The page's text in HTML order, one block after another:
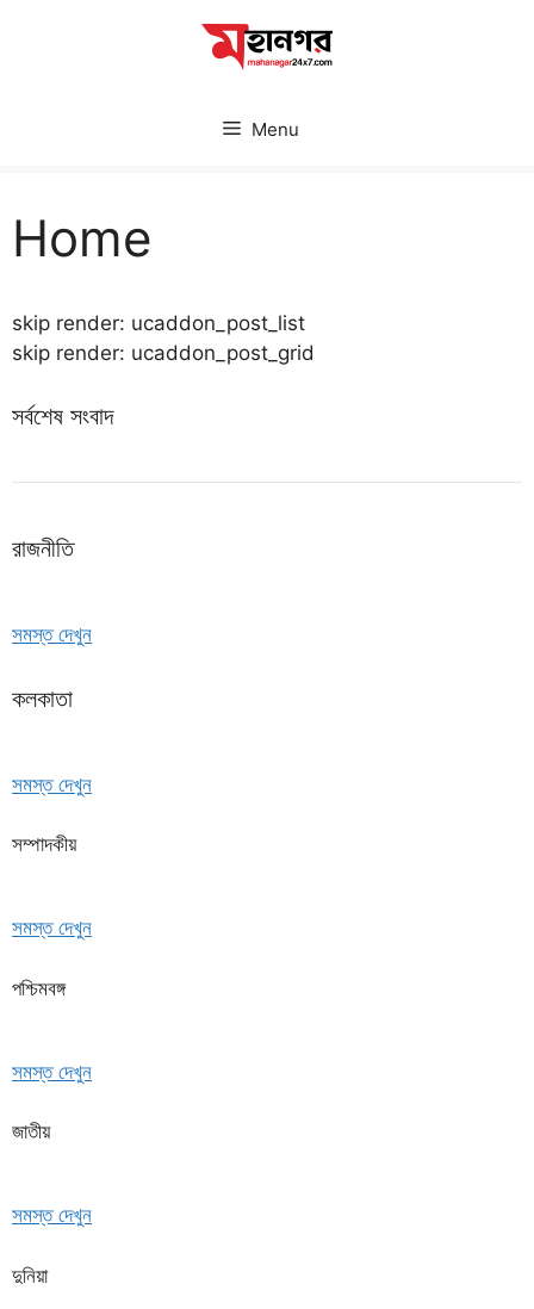
Menu
Home
skip render: ucaddon_post_list
skip render: ucaddon_post_grid
সর্বশেষ সংবাদ
রাজনীতি
সমস্ত দেখুন
কলকাতা
সমস্ত দেখুন
সম্পাদকীয়
সমস্ত দেখুন
পশ্চিমবঙ্গ
সমস্ত দেখুন
জাতীয়
সমস্ত দেখুন
দুনিয়া